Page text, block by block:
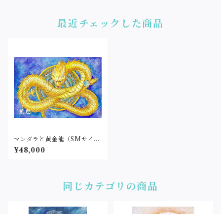
最近チェックした商品
マンダラと黄金龍（SMサイ
ズ）
¥48,000
同じカテゴリの商品